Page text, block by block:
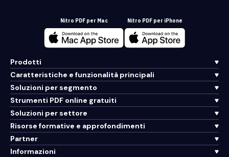
Nitro PDF per Mac Nitro PDF per iPhone
Prodotti
Caratteristiche e funzionalità principali
Soluzioni per segmento
Strumenti PDF online gratuiti
Soluzioni per settore
Risorse formative e approfondimenti
Partner
Informazioni